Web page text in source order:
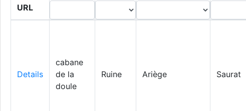
URL
Details
cabane
de la
doule
Ruine Ariège Saurat